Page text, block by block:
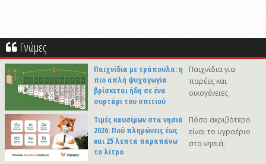
Γνώμες
Παιχνίδια με τράπουλα: η
πιο απλή ψυχαγωγία
βρίσκεται ήδη σε ένα
συρτάρι του σπιτιού
Παιχνίδια για
παρέες και
οικογένειες
Τιμές καυσίμων στα νησιά
2026: Πού πληρώνεις έως
και 25 λεπτά παραπάνω
το λίτρο
Πόσο ακριβότερο
είναι το υγραέριο
στα νησιά;